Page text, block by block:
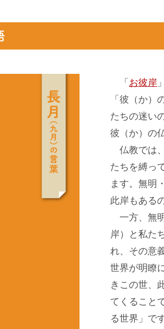
「 お彼岸
「彼（か）
たちの迷い
彼（か）の
仏教では
たちを縛っ
ます。無明
此岸もある
一方、無
岸）と私た
れ、その意
世界が明瞭
きこの世、
てくること
る世界」です